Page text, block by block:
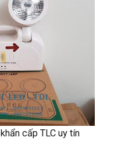
cấp TLC uy tín